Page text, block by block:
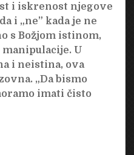
i iskrenost njegove
i „ne” kada je ne
s Božjom istinom,
U
i neistina, ova
„Da bismo
imati čisto